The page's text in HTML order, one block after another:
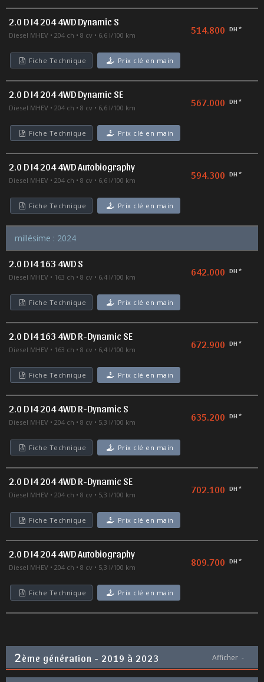
2.0 D I4 204 4WD Dynamic S
Diesel MHEV 204 ch 8 cv 6,6 l/100 km 514.800 DH *
Fiche Technique Prix clé en main
2.0 D I4 204 4WD Dynamic SE
Diesel MHEV 204 ch 8 cv 6,6 l/100 km 567.000 DH *
Fiche Technique Prix clé en main
2.0 D I4 204 4WD Autobiography
Diesel MHEV 204 ch 8 cv 6,6 l/100 km 594.300 DH *
Fiche Technique Prix clé en main
millésime : 2024
2.0 D I4 163 4WD S
Diesel MHEV 163 ch 8 cv 6,4 l/100 km 642.000 DH *
Fiche Technique Prix clé en main
2.0 D I4 163 4WD R-Dynamic SE
Diesel MHEV 163 ch 8 cv 6,4 l/100 km 672.900 DH *
Fiche Technique Prix clé en main
2.0 D I4 204 4WD R-Dynamic S
Diesel MHEV 204 ch 8 cv 5,3 l/100 km 635.200 DH *
Fiche Technique Prix clé en main
2.0 D I4 204 4WD R-Dynamic SE
Diesel MHEV 204 ch 8 cv 5,3 l/100 km 702.100 DH *
Fiche Technique Prix clé en main
2.0 D I4 204 4WD Autobiography
Diesel MHEV 204 ch 8 cv 5,3 l/100 km 809.700 DH *
Fiche Technique Prix clé en main
2ème génération - 2019 à 2023 Afficher -